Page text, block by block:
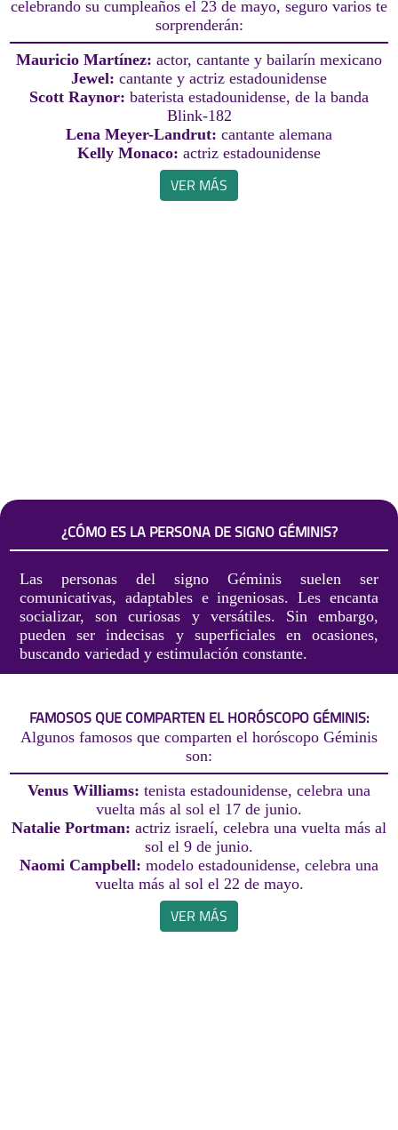
celebrando su cumpleaños el 23 de mayo, seguro varios te
sorprenderán:
Mauricio Martínez: actor, cantante y bailarín mexicano
Jewel: cantante y actriz estadounidense
Scott Raynor: baterista estadounidense, de la banda
Blink-182
Lena Meyer-Landrut: cantante alemana
Kelly Monaco: actriz estadounidense
VER MÁS
¿CÓMO ES LA PERSONA DE SIGNO GÉMINIS?
Las personas del signo Géminis suelen ser
comunicativas, adaptables e ingeniosas. Les encanta
socializar, son curiosas y versátiles. Sin embargo,
pueden ser indecisas y superficiales en ocasiones,
buscando variedad y estimulación constante.
FAMOSOS QUE COMPARTEN EL HORÓSCOPO GÉMINIS:
Algunos famosos que comparten el horóscopo Géminis
son:
Venus Williams: tenista estadounidense, celebra una
vuelta más al sol el 17 de junio.
Natalie Portman: actriz israelí, celebra una vuelta más al
sol el 9 de junio.
Naomi Campbell: modelo estadounidense, celebra una
vuelta más al sol el 22 de mayo.
VER MÁS